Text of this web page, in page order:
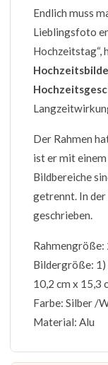
Endlich muss
Lieblingsfoto
Hochzeitstag“,
Der Rahmen
ist er mit
Bildbereiche
getrennt. In der
geschrieben.
Rahmengröße:
Bildergröße: 1)
10,2 cm x 15,3
Farbe: Silber /
Material: Alu